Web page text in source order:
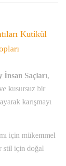
Kutikül
İnsan Saçları,
kusursuz bir
karışmayı
için mükemmel
stil için doğal